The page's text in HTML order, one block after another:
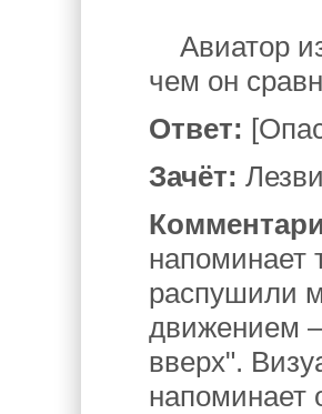
Авиатор
чем он
Ответ:
Зачёт:
напоминает
распушили
движением
вверх".
напоминает